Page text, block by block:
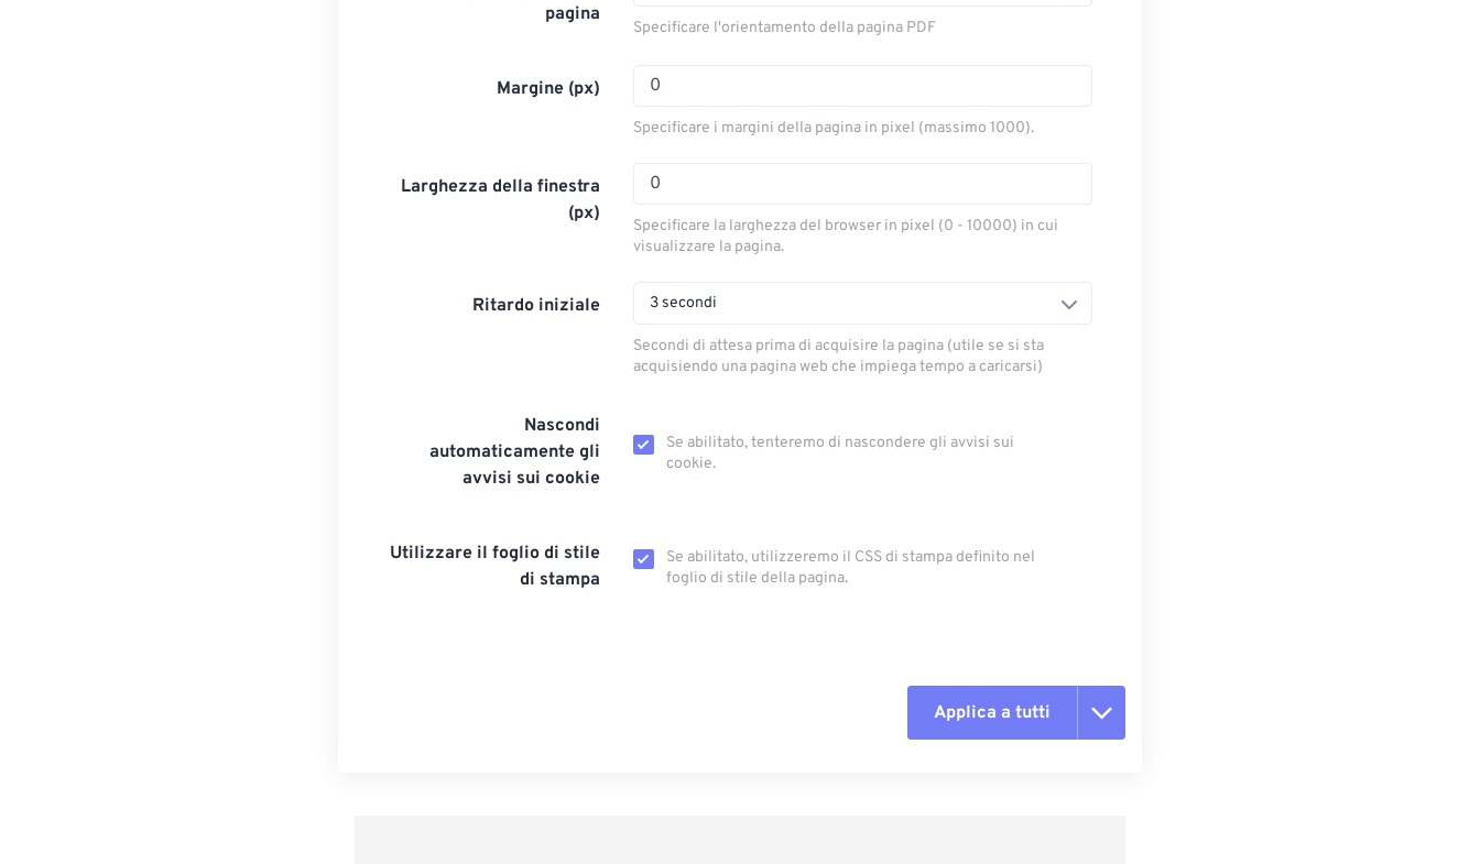
pagina
Specificare l'orientamento della pagina PDF
Margine (px)
Specificare i margini della pagina in pixel (massimo 1000).
Larghezza della finestra
(px)
Specificare la larghezza del browser in pixel (0 - 10000) in cui
visualizzare la pagina.
Ritardo iniziale 3 secondi
Secondi di attesa prima di acquisire la pagina (utile se si sta
acquisiendo una pagina web che impiega tempo a caricarsi)
Nascondi
automaticamente gli
avvisi sui cookie
Se abilitato, tenteremo di nascondere gli avvisi sui
cookie.
Utilizzare il foglio di stile
di stampa
Se abilitato, utilizzeremo il CSS di stampa definito nel
foglio di stile della pagina.
Applica a tutti